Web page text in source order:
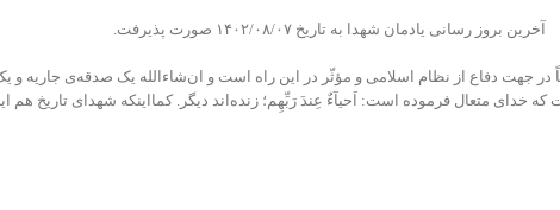
آخرین بروز رسانی یادمان شهدا به تاریخ ۱۴۰۲/۰۸/۰۷ صورت پذیرفت.
در جهت دفاع از نظام اسلامی و مؤثّر در این راه است و ان‌شاءالله یک صدقه‌ی
خدای متعال فرموده است: اَحیآءٌ عِندَ رَبِّهِم؛ زنده‌اند دیگر. کمااینکه شهدای تاریخ هم